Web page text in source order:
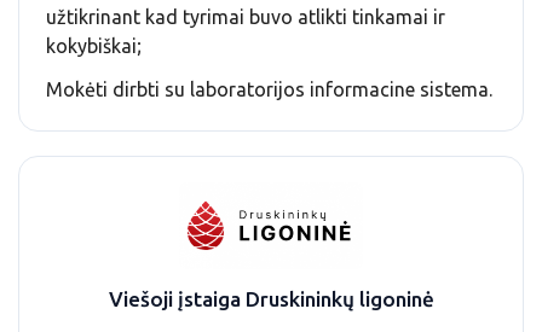
užtikrinant kad tyrimai buvo atlikti tinkamai ir
kokybiškai;
Mokėti dirbti su laboratorijos informacine sistema.
Viešoji įstaiga Druskininkų ligoninė